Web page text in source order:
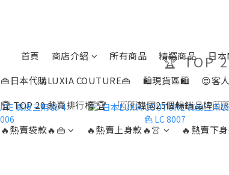
首頁 商店介紹 所有商品 精選商品 日本
👜日本代購LUXIA COUTURE👜
🛍️現貨區🛍️ 😍客
🏆 TOP 20 熱賣排行榜 🏆
🇰🇷韓國25個暢銷品牌
🔥熱賣袋款🔥👜
🔥熱賣上身款🔥👚 🔥熱賣下
🏆 TOP